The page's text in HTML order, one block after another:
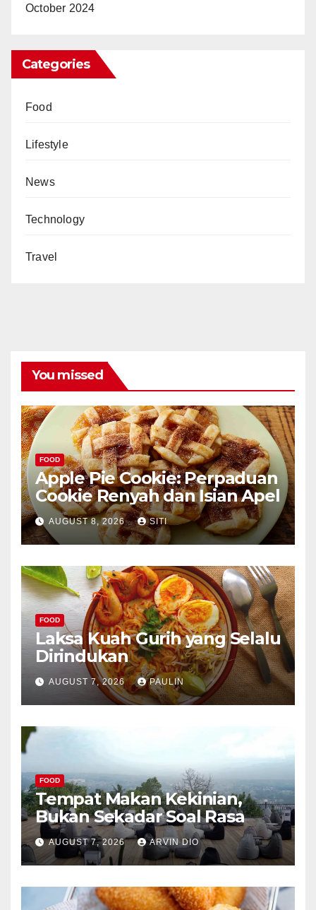
October 2024
Categories
Food
Lifestyle
News
Technology
Travel
You missed
FOOD
Apple Pie Cookie: Perpaduan
Cookie Renyah dan Isian Apel
AUGUST 8, 2026 SITI
FOOD
Laksa Kuah Gurih yang Selalu
Dirindukan
AUGUST 7, 2026 PAULIN
FOOD
Tempat Makan Kekinian,
Bukan Sekadar Soal Rasa
AUGUST 7, 2026 ARVIN DIO